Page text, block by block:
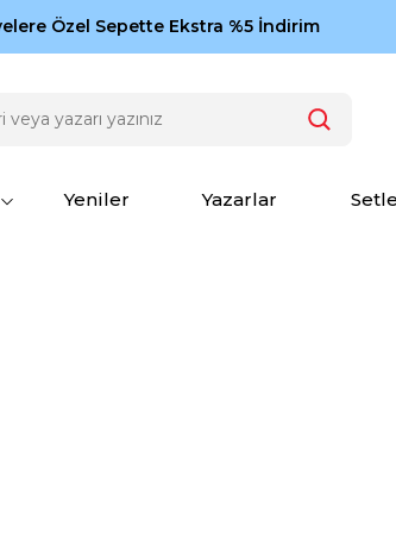
Ketebe'de: Cengiz Aytmatov
Özel Sepette Ekstra %5 İndirim
Yeniler Yazarlar